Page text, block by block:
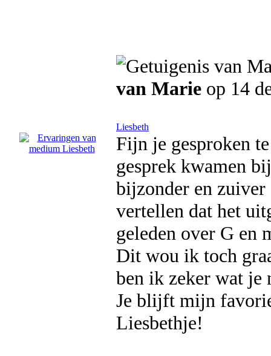
van Marie op 14
Liesbeth
Fijn je gesproken
gesprek kwamen
bijzonder en
vertellen dat het
geleden over G
Dit wou ik toch
ben ik zeker wat je
Je blijft mijn
Liesbethje!